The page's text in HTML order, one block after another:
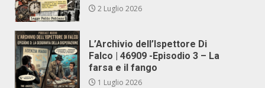
2 Luglio 2026
L’Archivio dell’Ispettore Di
Falco | 46909 -Episodio 3 – La
farsa e il fango
1 Luglio 2026